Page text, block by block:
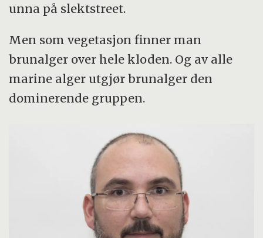
unna på slektstreet.
Men som vegetasjon finner man
brunalger over hele kloden. Og av alle
marine alger utgjør brunalger den
dominerende gruppen.